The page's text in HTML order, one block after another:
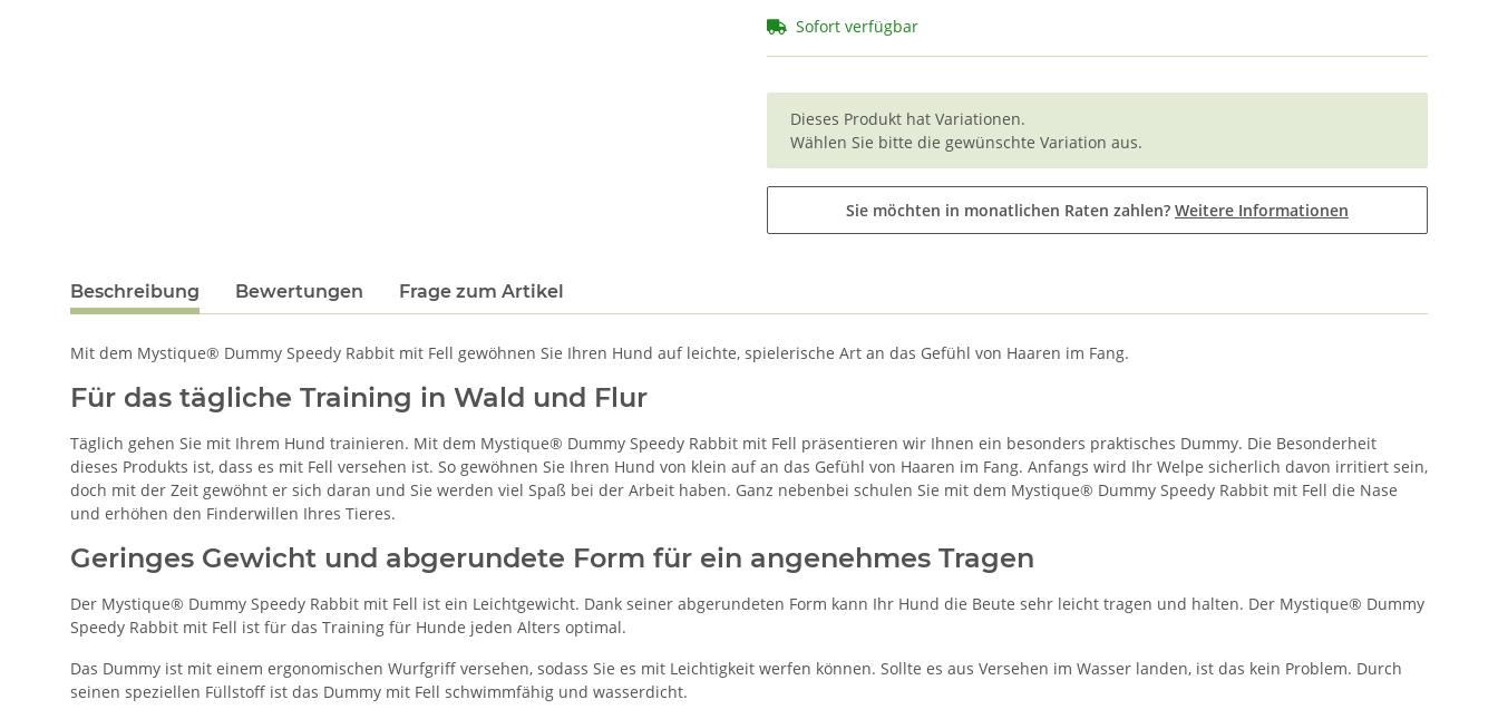
Sofort verfügbar
x
Dieses Produkt hat Variationen.
Wählen Sie bitte die gewünschte Variation aus.
Sie möchten in monatlichen Raten zahlen? Weitere Informationen
Beschreibung Bewertungen Frage zum Artikel
Mit dem Mystique® Dummy Speedy Rabbit mit Fell gewöhnen Sie Ihren Hund auf leichte, spielerische Art an das Gefühl von Haaren im Fang.
Für das tägliche Training in Wald und Flur
Täglich gehen Sie mit Ihrem Hund trainieren. Mit dem Mystique® Dummy Speedy Rabbit mit Fell präsentieren wir Ihnen ein besonders praktisches Dummy. Die Besonderheit
dieses Produkts ist, dass es mit Fell versehen ist. So gewöhnen Sie Ihren Hund von klein auf an das Gefühl von Haaren im Fang. Anfangs wird Ihr Welpe sicherlich davon irritiert sein,
doch mit der Zeit gewöhnt er sich daran und Sie werden viel Spaß bei der Arbeit haben. Ganz nebenbei schulen Sie mit dem Mystique® Dummy Speedy Rabbit mit Fell die Nase
und erhöhen den Finderwillen Ihres Tieres.
Geringes Gewicht und abgerundete Form für ein angenehmes Tragen
Der Mystique® Dummy Speedy Rabbit mit Fell ist ein Leichtgewicht. Dank seiner abgerundeten Form kann Ihr Hund die Beute sehr leicht tragen und halten. Der Mystique® Dummy
Speedy Rabbit mit Fell ist für das Training für Hunde jeden Alters optimal.
Das Dummy ist mit einem ergonomischen Wurfgriff versehen, sodass Sie es mit Leichtigkeit werfen können. Sollte es aus Versehen im Wasser landen, ist das kein Problem. Durch
seinen speziellen Füllstoff ist das Dummy mit Fell schwimmfähig und wasserdicht.